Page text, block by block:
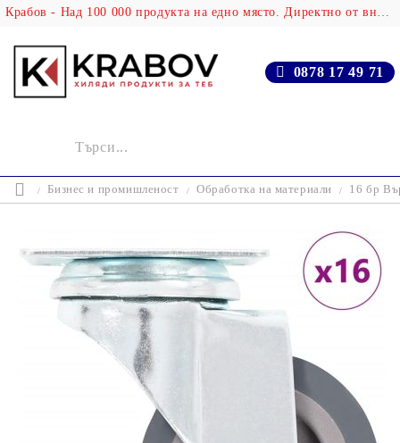
Крабов - Над 100 000 продукта на едно място. Директно от вносителя!
0878 17 49 71
Бизнес и промишленост Обработка на материали 16 бр